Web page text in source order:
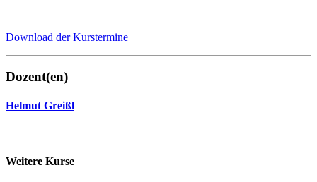
Download der Kurstermine
Dozent(en)
Helmut Greißl
Weitere Kurse